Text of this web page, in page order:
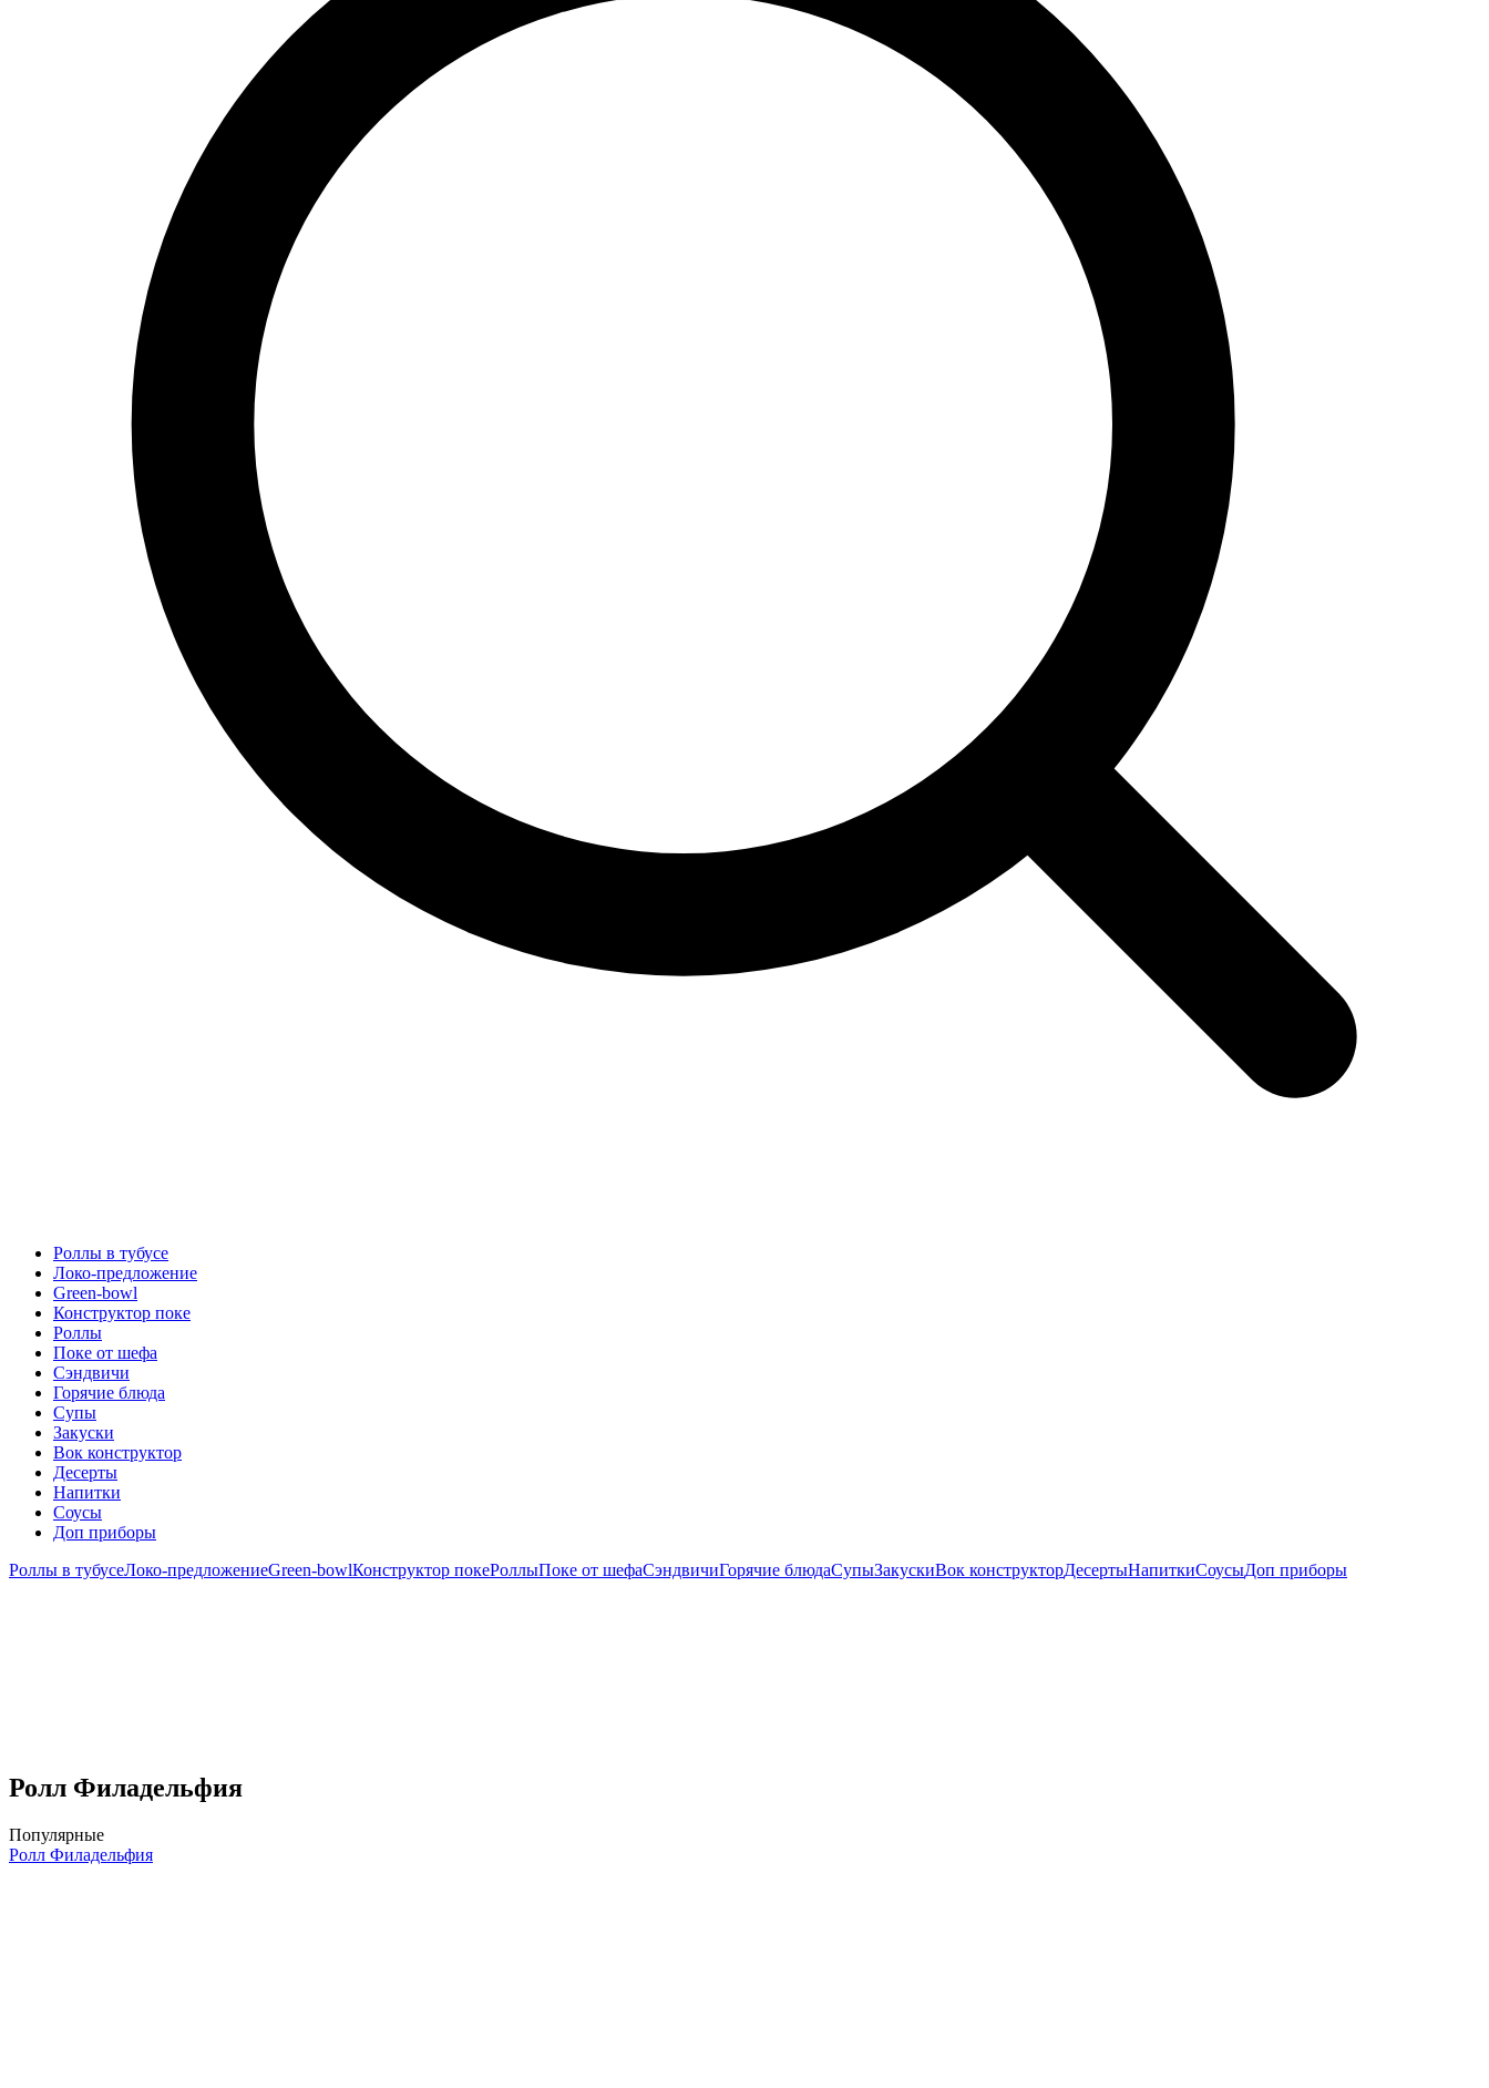
Роллы в тубусе
Локо-предложение
Green-bowl
Конструктор поке
Роллы
Поке от шефа
Сэндвичи
Горячие блюда
Супы
Закуски
Вок конструктор
Десерты
Напитки
Соусы
Доп приборы
Роллы в тубусеЛоко-предложениеGreen-bowlКонструктор покеРоллыПоке от шефаСэндвичиГорячие блюдаСупыЗакускиВок конструкторДесертыНапиткиСоусыДоп приборы
Ролл Филадельфия
Популярные
Ролл Филадельфия